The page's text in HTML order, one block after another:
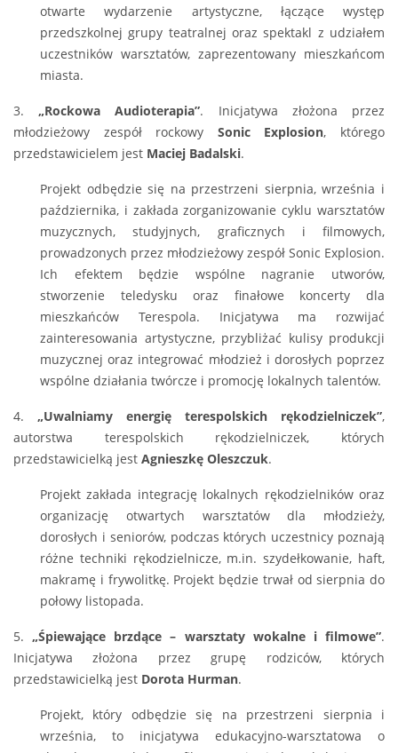
otwarte wydarzenie artystyczne, łączące występ
przedszkolnej grupy teatralnej oraz spektakl z udziałem
uczestników warsztatów, zaprezentowany mieszkańcom
miasta.
3.„Rockowa Audioterapia”. Inicjatywa złożona przez
młodzieżowy zespół rockowy Sonic Explosion, którego
przedstawicielem jest Maciej Badalski.
Projekt odbędzie się na przestrzeni sierpnia, września i
października, i zakłada zorganizowanie cyklu warsztatów
muzycznych, studyjnych, graficznych i filmowych,
prowadzonych przez młodzieżowy zespół Sonic Explosion.
Ich efektem będzie wspólne nagranie utworów,
stworzenie teledysku oraz finałowe koncerty dla
mieszkańców Terespola. Inicjatywa ma rozwijać
zainteresowania artystyczne, przybliżać kulisy produkcji
muzycznej oraz integrować młodzież i dorosłych poprzez
wspólne działania twórcze i promocję lokalnych talentów.
4. „Uwalniamy energię terespolskich rękodzielniczek”,
autorstwa terespolskich rękodzielniczek, których
przedstawicielką jest Agnieszkę Oleszczuk.
Projekt zakłada integrację lokalnych rękodzielników oraz
organizację otwartych warsztatów dla młodzieży,
dorosłych i seniorów, podczas których uczestnicy poznają
różne techniki rękodzielnicze, m.in. szydełkowanie, haft,
makramę i frywolitkę. Projekt będzie trwał od sierpnia do
połowy listopada.
5.„Śpiewające brzdące – warsztaty wokalne i filmowe”.
Inicjatywa złożona przez grupę rodziców, których
przedstawicielką jest Dorota Hurman.
Projekt, który odbędzie się na przestrzeni sierpnia i
września, to inicjatywa edukacyjno-warsztatowa o